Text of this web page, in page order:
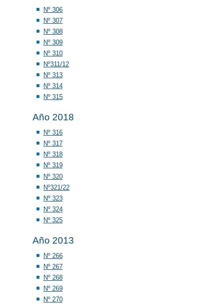
Nº 306
Nº 307
Nº 308
Nº 309
Nº 310
Nº311/12
Nº 313
Nº 314
Nº 315
Año 2018
Nº 316
Nº 317
Nº 318
Nº 319
Nº 320
Nº321/22
Nº 323
Nº 324
Nº 325
Año 2013
Nº 266
Nº 267
Nº 268
Nº 269
Nº 270